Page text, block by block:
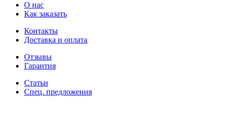
О нас
Как заказать
Контакты
Доставка и оплата
Отзывы
Гарантия
Статьи
Спец. предложения